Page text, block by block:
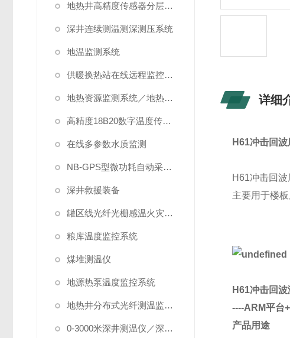
地热井高精度传感器分层测温方案
深井连续测温测深测压系统
地温监测系统
供暖换热站在线远程监控系统方案
地热资源监测系统／地热管理系统
高精度18B20数字温度传感器
在线多参数水质监测
NB-GPS型微功耗自动采集系统
深井救援装备
罐区线光纤光栅感温火灾探测系统
粮库温度监控系统
煤堆测温仪
地源热泵温度监控系统
地热井分布式光纤测温监测系统
0-3000米深井测温仪／深水测温仪
详细
H61冲击回
H61冲击回
主要用于楼
H61冲击回波
----ARM平台
产品用途